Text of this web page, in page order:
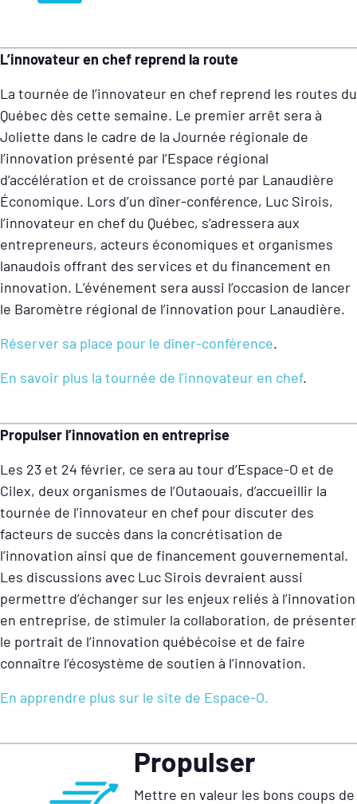
L’innovateur en chef reprend la route
La tournée de l’innovateur en chef reprend les routes du
Québec dès cette semaine. Le premier arrêt sera à
Joliette dans le cadre de la Journée régionale de
l’innovation présenté par l’Espace régional
d’accélération et de croissance porté par Lanaudière
Économique. Lors d’un dîner-conférence, Luc Sirois,
l’innovateur en chef du Québec, s’adressera aux
entrepreneurs, acteurs économiques et organismes
lanaudois offrant des services et du financement en
innovation. L’événement sera aussi l’occasion de lancer
le Baromètre régional de l’innovation pour Lanaudière.
Réserver sa place pour le dîner-conférence.
En savoir plus la tournée de l’innovateur en chef.
Propulser l’innovation en entreprise
Les 23 et 24 février, ce sera au tour d’Espace-O et de
Cilex, deux organismes de l’Outaouais, d’accueillir la
tournée de l’innovateur en chef pour discuter des
facteurs de succès dans la concrétisation de
l’innovation ainsi que de financement gouvernemental.
Les discussions avec Luc Sirois devraient aussi
permettre d’échanger sur les enjeux reliés à l’innovation
en entreprise, de stimuler la collaboration, de présenter
le portrait de l’innovation québécoise et de faire
connaître l’écosystème de soutien à l’innovation.
En apprendre plus sur le site de Espace-O.
Propulser
Mettre en valeur les bons coups de